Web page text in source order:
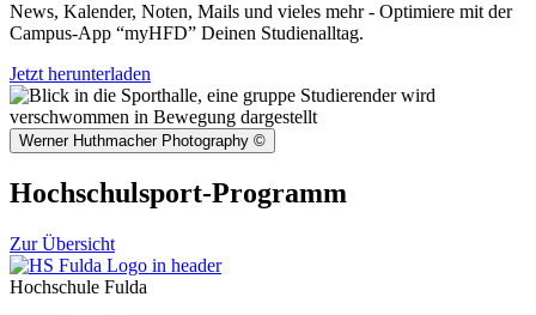
News, Kalender, Noten, Mails und vieles mehr - Optimiere mit der
Campus-App “myHFD” Deinen Studienalltag.
Jetzt herunterladen
Werner Huthmacher Photography ©
Hochschulsport-Programm
Zur Übersicht
Hochschule Fulda